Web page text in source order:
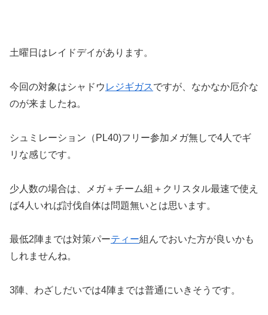
土曜日はレイドデイがあります。
今回の対象はシャドウ レジギガスですが、なかなか厄介な
のが来ましたね。
シュミレーション（PL40)フリー参加メガ無しで4人でギ
リな感じです。
少人数の場合は、メガ＋チーム組＋クリスタル最速で使え
ば4人いれば討伐自体は問題無いとは思います。
最低2陣までは対策パーティー組んでおいた方が良いかも
しれませんね。
3陣、わざしだいでは4陣までは普通にいきそうです。